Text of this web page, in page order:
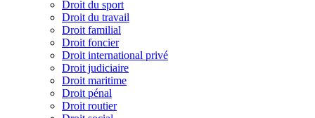
Droit du sport
Droit du travail
Droit familial
Droit foncier
Droit international privé
Droit judiciaire
Droit maritime
Droit pénal
Droit routier